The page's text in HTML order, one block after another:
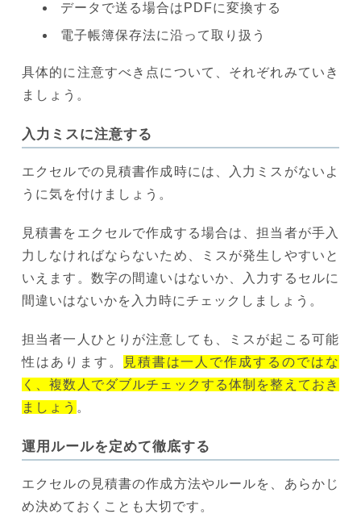
データで送る場合はPDFに変換する
電子帳簿保存法に沿って取り扱う
具体的に注意すべき点について、それぞれみていき
ましょう。
入力ミスに注意する
エクセルでの見積書作成時には、入力ミスがないよ
うに気を付けましょう。
見積書をエクセルで作成する場合は、担当者が手入
力しなければならないため、ミスが発生しやすいと
いえます。数字の間違いはないか、入力するセルに
間違いはないかを入力時にチェックしましょう。
担当者一人ひとりが注意しても、ミスが起こる可能
性はあります。
見積書は一人で作成するのではな
く、複数人でダブルチェックする体制を整えておき
ましょう 。
運用ルールを定めて徹底する
エクセルの見積書の作成方法やルールを、あらかじ
め決めておくことも大切です。